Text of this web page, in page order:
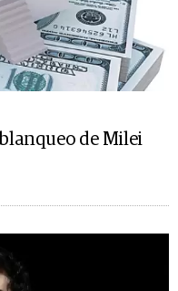
de Milei